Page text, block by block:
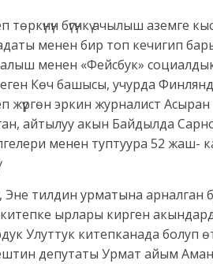
бүгүнкү ачылыш аземге
менен бир топ кечигип
менен «Фейсбук»
Көч башысы, учурда
жүргөн эркин журналист Асыран
айтылуу акын Байдылда
менен туптуура 52 жаш-
тилдин урматына арналган
ырлары кирген
Улуттук китепканада болуп
депутаты Урмат айым